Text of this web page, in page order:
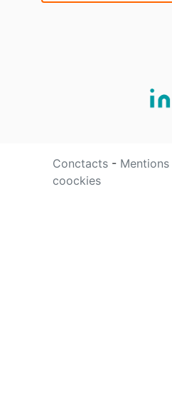
Conctacts -
coockies